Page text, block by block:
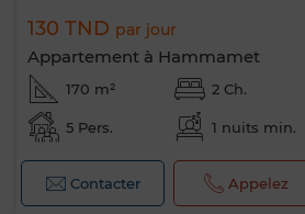
130 TND par jour
Appartement à Hammamet
170 m² 2 Ch.
5 Pers. 1 nuits min.
Contacter Appelez